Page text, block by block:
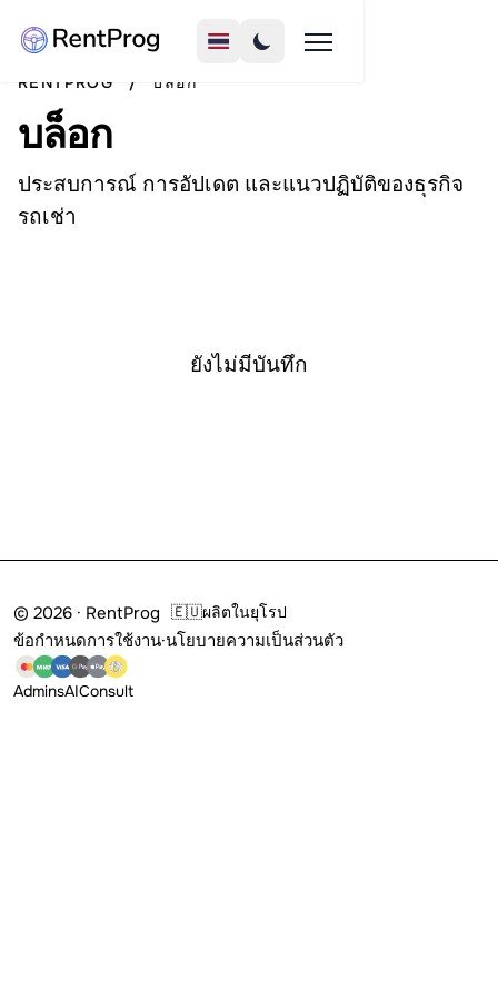
RENTPROG / บล็อก
บล็อก
ประสบการณ์ การอัปเดต และแนวปฏิบัติของธุรกิจ
รถเช่า
ยังไม่มีบันทึก
© 2026 · RentProg 🇪🇺ผลิตในยุโรป
ข้อกำหนดการใช้งาน·นโยบายความเป็นส่วนตัว
AdminsAIConsult